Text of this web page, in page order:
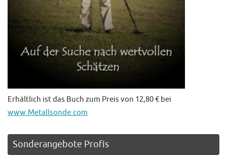
Erhältlich ist das Buch zum Preis von 12,80 € bei
www.Metallsonde.com
Sonderangebote Profis